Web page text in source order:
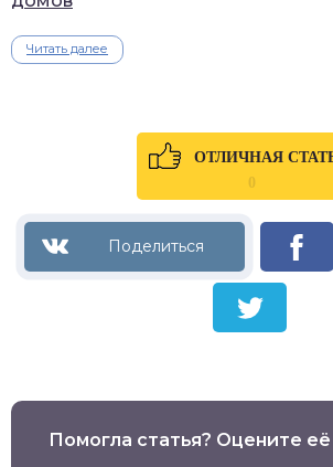
Читать далее
ОТЛИЧНАЯ
0
Помогла статья? Оцените её